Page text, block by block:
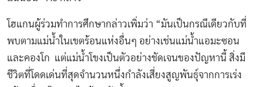
โฮแกนผู้ร่วมทำการศึกษากล่าวเพิ่มว่า “มันเป็นกรณีเดียวกับที่
พบตามแม่น้ำในเขตร้อนแห่งอื่นๆ อย่างเช่นแม่น้ำแอมะซอน
และคองโก แต่แม่น้ำโขงเป็นตัวอย่างชัดเจนของปัญหานี้ สิ่งมี
ชีวิตที่โดดเด่นที่สุดจำนวนหนึ่งกำลังเสี่ยงสูญพันธุ์จากการเร่ง